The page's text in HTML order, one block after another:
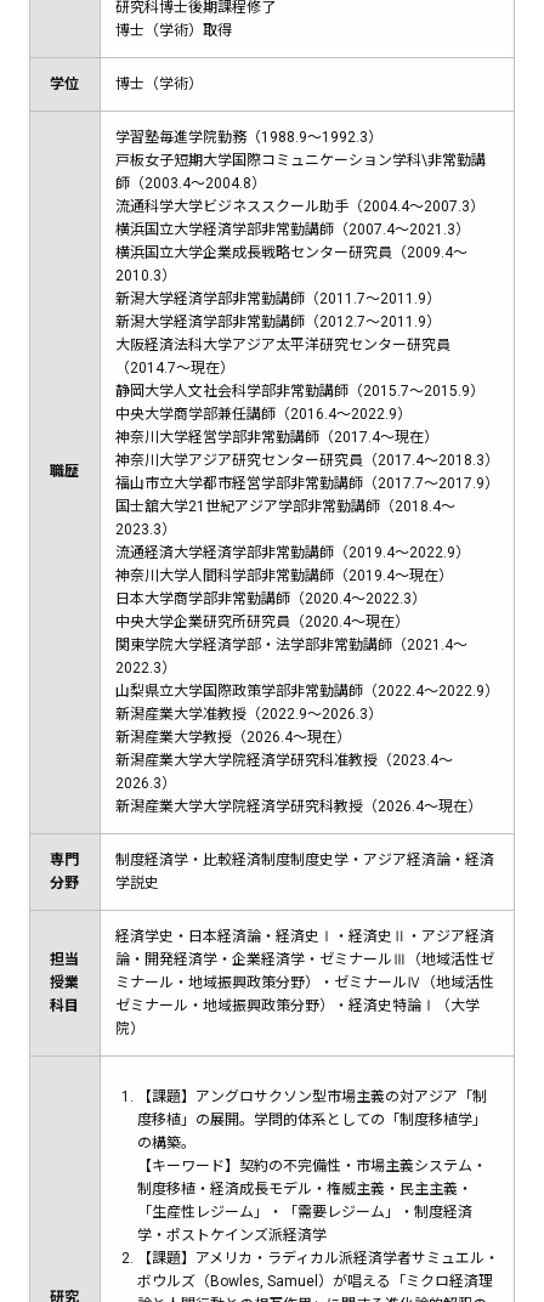
研究科博士後期課程修了
博士（学術）取得
学位 博士（学術）
職歴
学習塾毎進学院勤務（1988.9～1992.3）
戸板女子短期大学国際コミュニケーション学科\非常勤講
師（2003.4～2004.8）
流通科学大学ビジネススクール助手（2004.4～2007.3）
横浜国立大学経済学部非常勤講師（2007.4～2021.3）
横浜国立大学企業成長戦略センター研究員（2009.4～
2010.3）
新潟大学経済学部非常勤講師（2011.7～2011.9）
新潟大学経済学部非常勤講師（2012.7～2011.9）
大阪経済法科大学アジア太平洋研究センター研究員
（2014.7～現在）
静岡大学人文社会科学部非常勤講師（2015.7～2015.9）
中央大学商学部兼任講師（2016.4～2022.9）
神奈川大学経営学部非常勤講師（2017.4～現在）
神奈川大学アジア研究センター研究員（2017.4～2018.3）
福山市立大学都市経営学部非常勤講師（2017.7～2017.9）
国士舘大学21世紀アジア学部非常勤講師（2018.4～
2023.3）
流通経済大学経済学部非常勤講師（2019.4～2022.9）
神奈川大学人間科学部非常勤講師（2019.4～現在）
日本大学商学部非常勤講師（2020.4～2022.3）
中央大学企業研究所研究員（2020.4～現在）
関東学院大学経済学部・法学部非常勤講師（2021.4～
2022.3）
山梨県立大学国際政策学部非常勤講師（2022.4～2022.9）
新潟産業大学准教授（2022.9～2026.3）
新潟産業大学教授（2026.4～現在）
新潟産業大学大学院経済学研究科准教授（2023.4～
2026.3）
新潟産業大学大学院経済学研究科教授（2026.4～現在）
専門
分野
制度経済学・比較経済制度制度史学・アジア経済論・経済
学説史
担当
授業
科目
経済学史・日本経済論・経済史Ⅰ・経済史Ⅱ・アジア経済
論・開発経済学・企業経済学・ゼミナールⅢ（地域活性ゼ
ミナール・地域振興政策分野）・ゼミナールⅣ（地域活性
ゼミナール・地域振興政策分野）・経済史特論Ⅰ（大学
院）
研究
【課題】アングロサクソン型市場主義の対アジア「制
度移植」の展開。学問的体系としての「制度移植学」
の構築。
【キーワード】契約の不完備性・市場主義システム・
制度移植・経済成長モデル・権威主義・民主主義・
「生産性レジーム」・「需要レジーム」・制度経済
学・ポストケインズ派経済学
【課題】アメリカ・ラディカル派経済学者サミュエル・
ボウルズ（Bowles, Samuel）が唱える「ミクロ経済理